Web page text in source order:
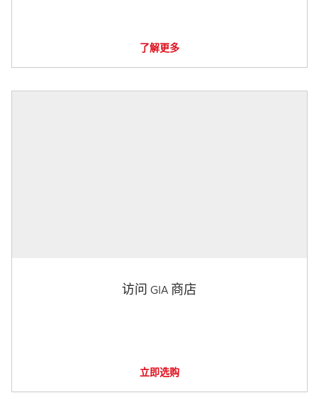
了解更多
访问 GIA 商店
立即选购